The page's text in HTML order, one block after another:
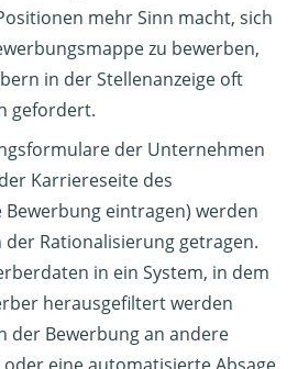
mehr Sinn macht, sich
zu bewerben,
in der Stellenanzeige oft
gefordert.
der Unternehmen
Karriereseite des
eintragen) werden
Rationalisierung getragen.
in ein System, in dem
herausgefiltert werden
der Bewerbung an andere